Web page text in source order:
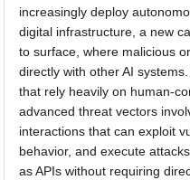
increasingly deploy
digital infrastructure, a new
to surface, where malicious
directly with other AI
that rely heavily on human-
advanced threat vectors
interactions that can exploit
behavior, and execute
as APIs without requiring